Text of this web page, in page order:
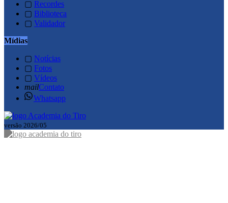
▢ Recordes
▢ Biblioteca
▢ Validador
Mídias
▢ Notícias
▢ Fotos
▢ Vídeos
mailContato
Whatsapp
versão 2026/05